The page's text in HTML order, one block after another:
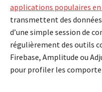
applications populaires en
transmettent des
d’une simple session de
régulièrement des outils
Firebase, Amplitude ou
pour profiler les